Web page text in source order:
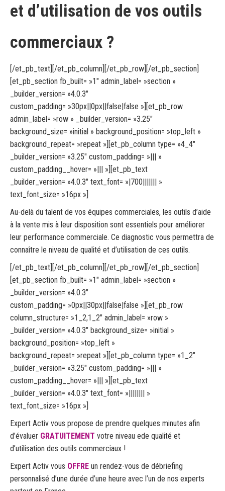
et d’utilisation de vos outils
commerciaux ?
[/et_pb_text][/et_pb_column][/et_pb_row][/et_pb_section]
[et_pb_section fb_built= »1″ admin_label= »section »
_builder_version= »4.0.3″
custom_padding= »30px||0px||false|false »][et_pb_row
admin_label= »row » _builder_version= »3.25″
background_size= »initial » background_position= »top_left »
background_repeat= »repeat »][et_pb_column type= »4_4″
_builder_version= »3.25″ custom_padding= »||| »
custom_padding__hover= »||| »][et_pb_text
_builder_version= »4.0.3″ text_font= »|700||||||| »
text_font_size= »16px »]
Au-delà du talent de vos équipes commerciales, les outils d’aide
à la vente mis à leur disposition sont essentiels pour améliorer
leur performance commerciale. Ce diagnostic vous permettra de
connaître le niveau de qualité et d’utilisation de ces outils.
[/et_pb_text][/et_pb_column][/et_pb_row][/et_pb_section]
[et_pb_section fb_built= »1″ admin_label= »section »
_builder_version= »4.0.3″
custom_padding= »0px||30px||false|false »][et_pb_row
column_structure= »1_2,1_2″ admin_label= »row »
_builder_version= »4.0.3″ background_size= »initial »
background_position= »top_left »
background_repeat= »repeat »][et_pb_column type= »1_2″
_builder_version= »3.25″ custom_padding= »||| »
custom_padding__hover= »||| »][et_pb_text
_builder_version= »4.0.3″ text_font= »|||||||| »
text_font_size= »16px »]
Expert Activ vous propose de prendre quelques minutes afin
d’évaluer GRATUITEMENT votre niveau ede qualité et
d’utilisation des outils commerciaux !
Expert Activ vous OFFRE un rendez-vous de débriefing
personnalisé d’une durée d’une heure avec l’un de nos experts